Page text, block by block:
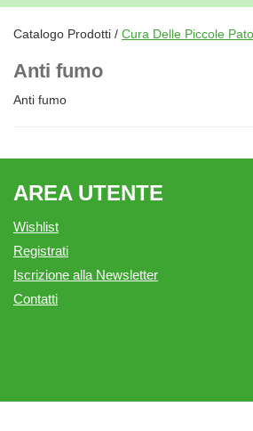
Catalogo Prodotti / Cura Delle Piccole
Anti fumo
Anti fumo
AREA UTENTE
Wishlist
Registrati
Iscrizione alla Newsletter
Contatti